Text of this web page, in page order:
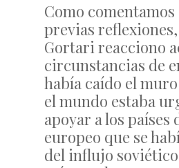
Como
previas
Gortari reacciono
circunstancias de
había caído el
el mundo estaba
apoyar a los países
europeo que se
del influjo